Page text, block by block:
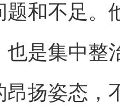
题和不足。
也是集中整
昂扬姿态，